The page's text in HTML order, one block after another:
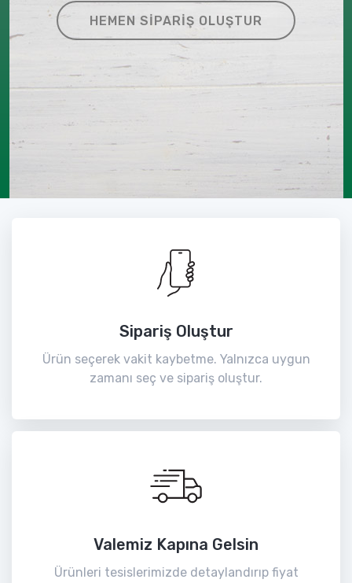
HEMEN SIPARIŞ OLUŞTUR
Sipariş Oluştur
Ürün seçerek vakit kaybetme. Yalnızca uygun
zamanı seç ve sipariş oluştur.
Valemiz Kapına Gelsin
Ürünleri tesislerimizde detaylandırıp fiyat